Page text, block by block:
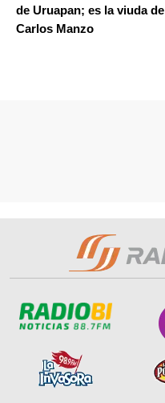
de Uruapan; es la viuda de
Carlos Manzo